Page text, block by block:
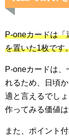
P-oneカードは「
を置いた1枚です
P-oneカードは、
れるため、日頃
適と言えるでし
作ってみる価値
また、ポイント